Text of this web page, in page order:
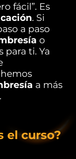
fácil”. Es
. Si
a paso
o
para ti. Ya
a más
.
el curso?